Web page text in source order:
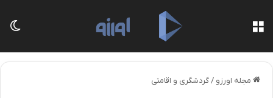
مجله اورزو /گردشگری و اقامتی